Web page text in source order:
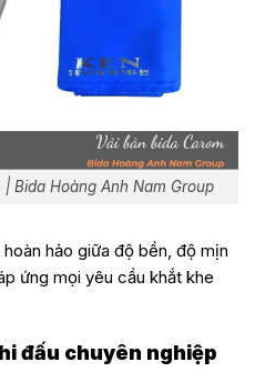
Bida Hoàng Anh Nam Group
hảo giữa độ bền, độ mịn
ứng mọi yêu cầu khắt khe
đấu chuyên nghiệp